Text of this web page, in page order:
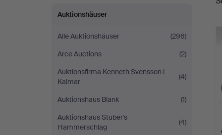
Auktionshäuser
Alle Auktionshäuser
(296)
Arce Auctions
(2)
Auktionsfirma Kenneth Svensson i
Kalmar
(4)
Auktionshaus Blank
(1)
Auktionshaus Stuber's
Hammerschlag
(4)